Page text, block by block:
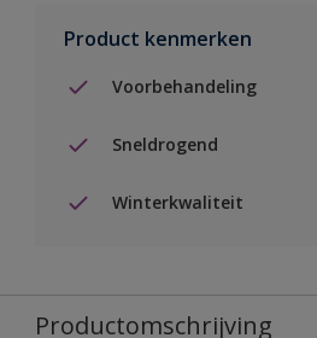
Product kenmerken
Voorbehandeling
Sneldrogend
Winterkwaliteit
Productomschrijving